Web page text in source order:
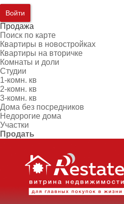
Войти
Продажа
Поиск по карте
Квартиры в новостройках
Квартиры на вторичке
Комнаты и доли
Студии
1-комн. кв
2-комн. кв
3-комн. кв
Дома без посредников
Недорогие дома
Участки
Продать